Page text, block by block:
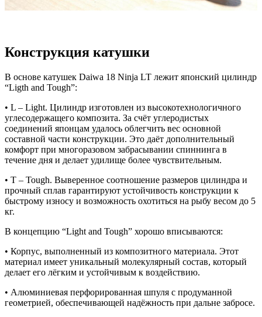
Конструкция катушки
В основе катушек Daiwa 18 Ninja LT лежит японский цилиндр
“Ligth and Tough”:
• L – Light. Цилиндр изготовлен из высокотехнологичного
углесодержащего композита. За счёт углеродистых
соединений японцам удалось облегчить вес основной
составной части конструкции. Это даёт дополнительный
комфорт при многоразовом забрасывании спиннинга в
течение дня и делает удилище более чувствительным.
• T – Tough. Выверенное соотношение размеров цилиндра и
прочный сплав гарантируют устойчивость конструкции к
быстрому износу и возможность охотиться на рыбу весом до 5
кг.
В концепцию “Light and Tough” хорошо вписываются:
• Корпус, выполненный из композитного материала. Этот
материал имеет уникальный молекулярный состав, который
делает его лёгким и устойчивым к воздействию.
• Алюминиевая перфорированная шпуля с продуманной
геометрией, обеспечивающей надёжность при дальне забросе.